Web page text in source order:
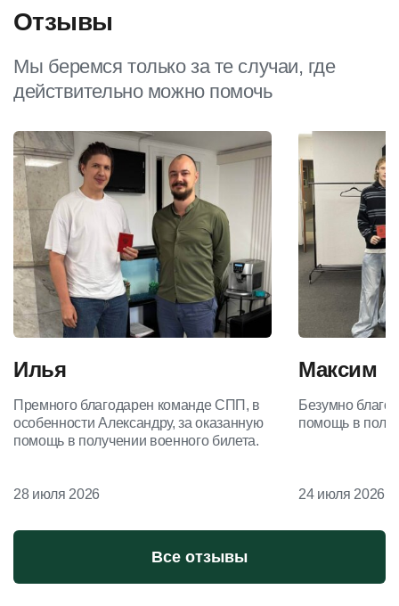
Отзывы
Мы беремся только за те случаи, где
действительно можно помочь
Илья
Премного благодарен команде СПП, в
особенности Александру, за оказанную
помощь в получении военного билета.
28 июля 2026
Максим
Безумно
помощь в
24 июля 2026
Все отзывы